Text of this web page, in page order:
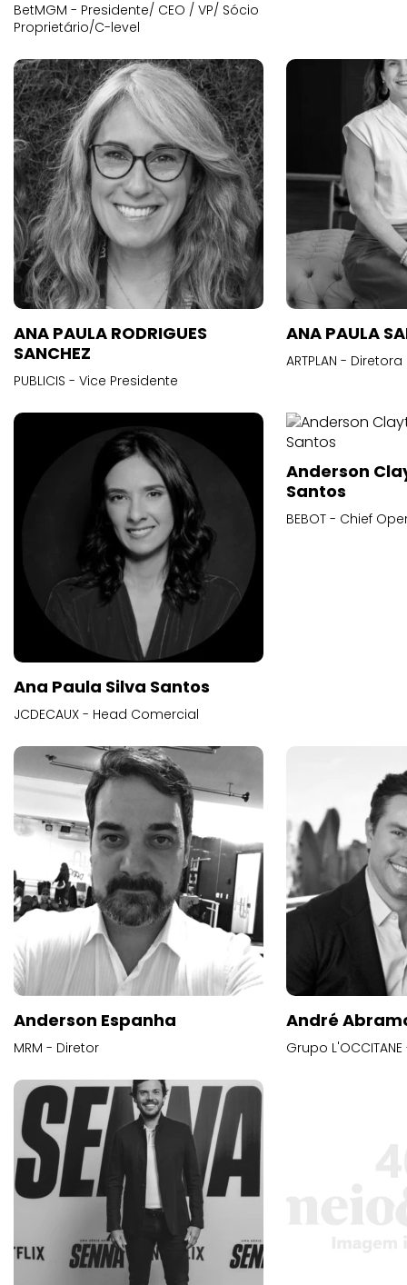
BetMGM - Presidente/ CEO / VP/ Sócio
Proprietário/C-level
ANA PAULA RODRIGUES
SANCHEZ
PUBLICIS - Vice Presidente
ANA PAULA
ARTPLAN -
Ana Paula Silva Santos
JCDECAUX - Head Comercial
Anderson
Santos
BEBOT - Chief
Anderson Espanha
MRM - Diretor
André
Grupo